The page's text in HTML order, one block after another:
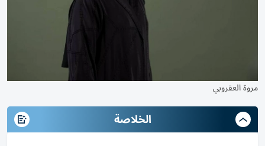
مروة العقروبي
الخلاصة